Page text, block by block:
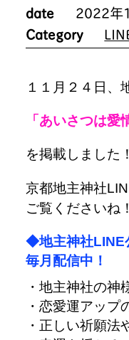
date
2022年
Category
１１月２４日、
「あいさつは愛
を掲載しました！
京都地主神社
ご覧くださいね！
◆地主神社LINE
毎月配信中！
・地主神社の神
・恋愛運アップ
・正しい祈願法